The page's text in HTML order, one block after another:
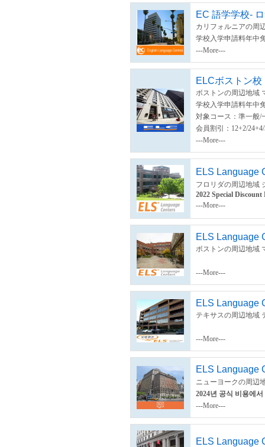
EC 語学学校-
カリフォルニアの周
学校入学申請料年中
---More---
ELCボストン校
ボストンの周辺地域
学校入学申請料年中
対象コース：準一般/
会員割引：12+2/
---More---
ELS Language
フロリダの周辺地域
2022 Special Discount
---More---
ELS Language
ボストンの周辺地域
---More---
ELS Language
テキサスの周辺地域
---More---
ELS Language
ニューヨークの周辺
2024년 공식 비용에
---More---
ELS Language